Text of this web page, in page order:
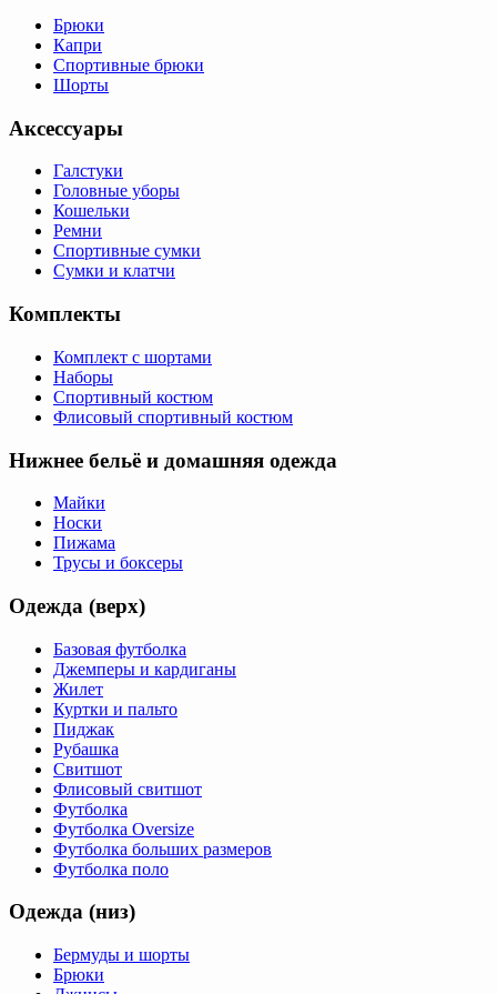
Брюки
Капри
Спортивные брюки
Шорты
Аксессуары
Галстуки
Головные уборы
Кошельки
Ремни
Спортивные сумки
Сумки и клатчи
Комплекты
Комплект с шортами
Наборы
Спортивный костюм
Флисовый спортивный костюм
Нижнее бельё и домашняя одежда
Майки
Носки
Пижама
Трусы и боксеры
Одежда (верх)
Базовая футболка
Джемперы и кардиганы
Жилет
Куртки и пальто
Пиджак
Рубашка
Свитшот
Флисовый свитшот
Футболка
Футболка Oversize
Футболка больших размеров
Футболка поло
Одежда (низ)
Бермуды и шорты
Брюки